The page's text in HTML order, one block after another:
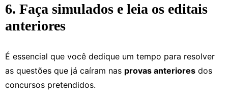
6. Faça simulados e leia os editais
anteriores
É essencial que você dedique um tempo para resolver
as questões que já caíram nas provas anteriores dos
concursos pretendidos.